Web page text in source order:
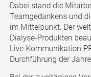
Dabei stand die
Teamgedankens und
im Mittelpunkt. Der
Dialyse-Produkten
Live-Kommunikation
Durchführung der